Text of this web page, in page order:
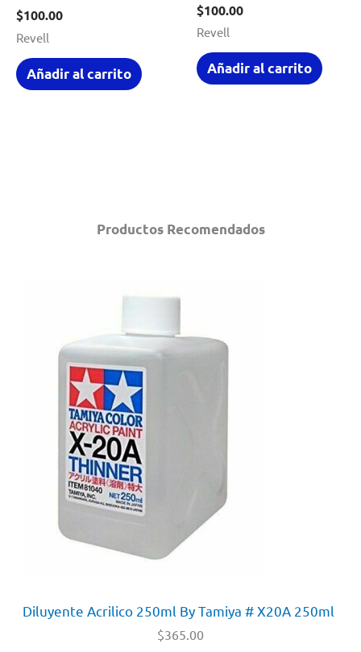
Productos Recomendados
Diluyente Acrilico 250ml By Tamiya # X20A 250ml
$365.00
$100.00
Revell
Añadir al carrito
$100.00
Revell
Añadir al carrito